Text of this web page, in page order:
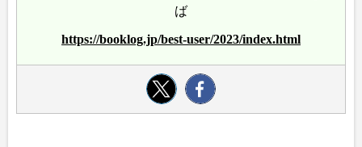
ば
https://booklog.jp/best-user/2023/index.html